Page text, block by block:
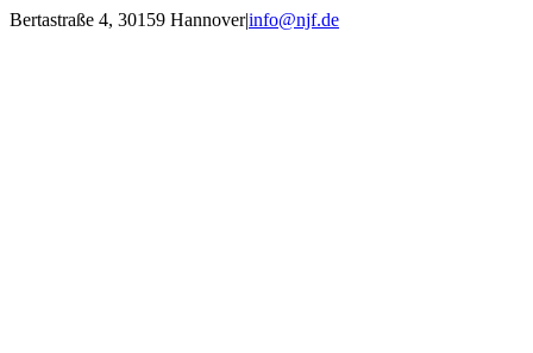
Zum
Bertastraße 4, 30159 Hannover|info@njf.de